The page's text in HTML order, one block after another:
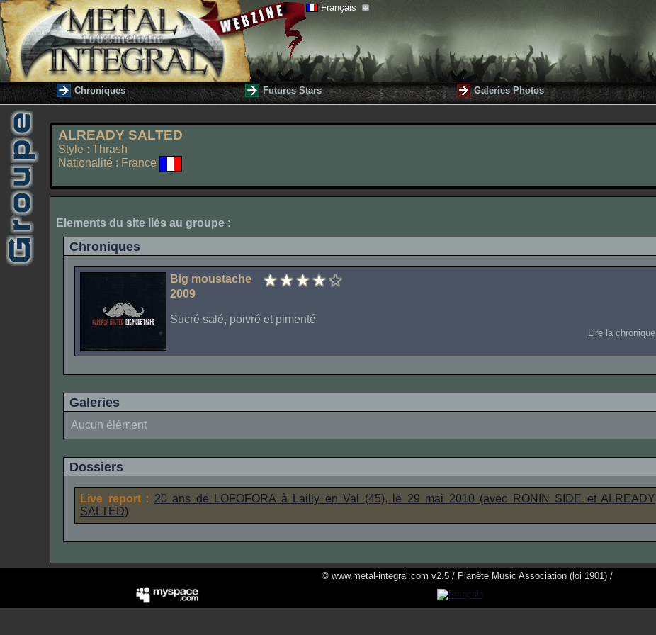
Français
Chroniques Futures Stars Galeries Photos
ALREADY SALTED
Style : Thrash
Nationalité : France
Elements du site liés au groupe :
Chroniques
Big moustache
2009
Sucré salé, poivré et pimenté
Lire la chronique
Galeries
Aucun élément
Dossiers
Live report: 20 ans de LOFOFORA à Lailly en Val (45), le 29 mai 2010 (avec RONIN SIDE et ALREADY
SALTED)
© www.metal-integral.com v2.5 / Planète Music Association (loi 1901) /